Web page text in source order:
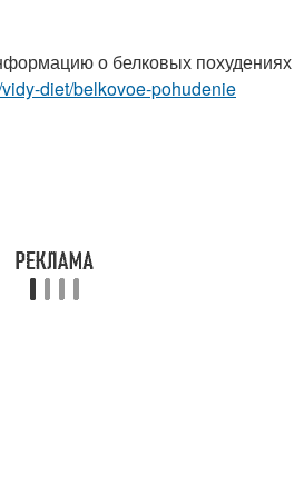
о белковых похудениях
diet/belkovoe-pohudenie